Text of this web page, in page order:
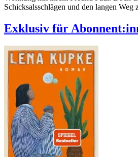
Schicksalsschlägen und den langen
Exklusiv für